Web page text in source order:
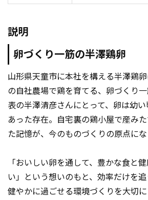
説明
卵づくり一筋の半澤鶏卵
山形県天童市に本社を構える半澤鶏
の自社農場で鶏を育てる、卵づくり
表の半澤清彦さんにとって、卵は幼
あった存在。自宅裏の鶏小屋で産み
た記憶が、今のものづくりの原点にな
「おいしい卵を通して、豊かな食と
い」という想いのもと、効率だけを
健やかに過ごせる環境づくりを大切